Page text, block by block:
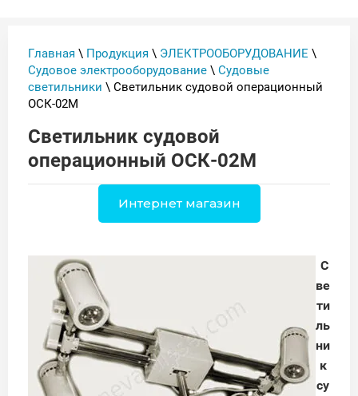
Главная \ Продукция \ ЭЛЕКТРООБОРУДОВАНИЕ \
Судовое электрооборудование \ Судовые
светильники \ Светильник судовой операционный
ОСК-02М
Светильник судовой
операционный ОСК-02М
Интернет магазин
С
ве
ти
ль
ни
к
су